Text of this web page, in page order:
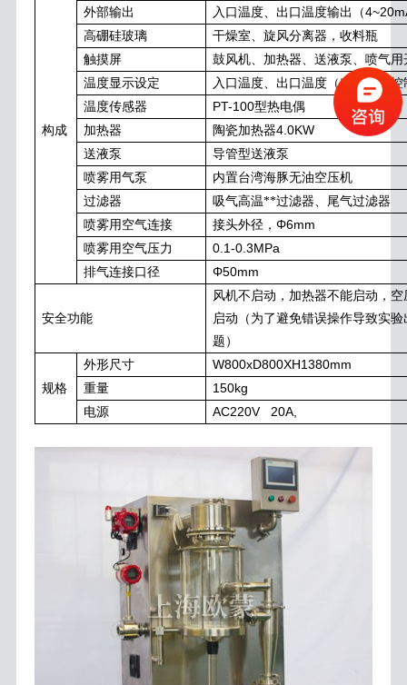
构成
外部输出 入口温度、出口温度输出（
高硼硅玻璃
干燥室、旋风分离器，收料瓶
触摸屏
鼓风机、加热器、送液泵、喷气用
温度显示设定
入口温度、出口温度（出口温度
温度传感器
PT-100型热电偶
加热器
陶瓷加热器4.0KW
送液泵
导管型送液泵
喷雾用气泵
内置台湾海豚无油空压机
过滤器
吸气高温**过滤器、尾气过滤器
喷雾用空气连接
接头外径， Φ6mm
喷雾用空气压力 0.1-0.3MPa
排气连接口径 Φ50mm
安全功能
风机不启动，加热器不能启动，
启动（为了避免错误操作导致实
题）
规格
外形尺寸 W800xD800XH1380mm
重量 150kg
电源 AC220V 20A,